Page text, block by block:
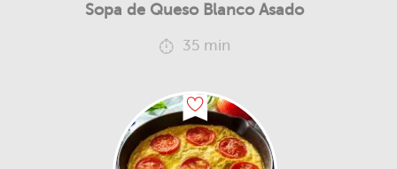
Sopa de Queso Blanco Asado
35 min